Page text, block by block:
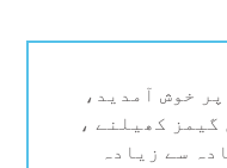
خوش آمدید،
گیمز کھیلنے ،
سے زیادہ